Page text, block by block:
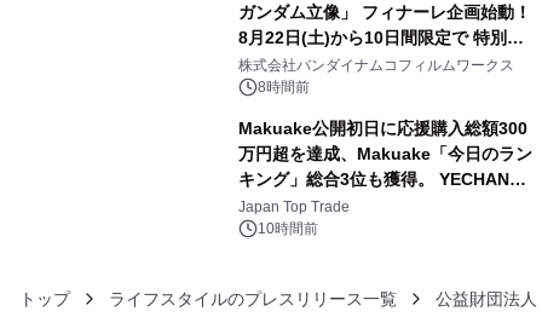
ガンダム立像」 フィナーレ企画始動！
8月22日(土)から10日間限定で 特別映
像『UNICORN GUNDAM Statue ―
BEYOND POSSIBILITY ―』を上映！
株式会社バンダイナムコフィルムワークス
8時間前
Makuake公開初日に応援購入総額300
万円超を達成、Makuake「今日のラン
キング」総合3位も獲得。 YECHAN音
浴シンギングボウル第2弾の大型サイ
ズ（XL・2XL・3XL）を先行販売中
Japan Top Trade
10時間前
トップ ライフスタイルのプレスリリース一覧 公益財団法